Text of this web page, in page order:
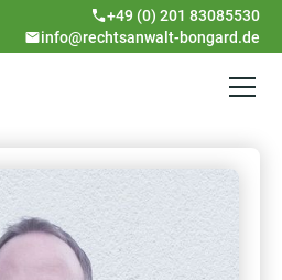
+49 (0) 201 83085530
info@rechtsanwalt-bongard.de